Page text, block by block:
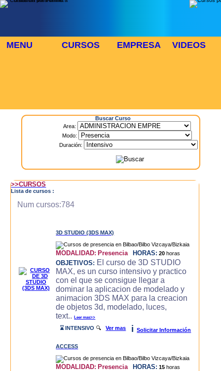
MENU CURSOS EMPRESA VIDEOS
Buscar Curso
Area:
Modo:
Duración:
>>CURSOS
Lista de cursos :
Num cursos:784
3D STUDIO (3DS MAX)
MODALIDAD: Presencia HORAS: 20 horas
OBJETIVOS: El curso de 3D STUDIO
MAX, es un curso intensivo y practico
con el que se consigue llegar a
dominar la aplicacion de modelado y
animacion 3DS MAX para la creacion
de objetos 3d, modelado, luces,
text..Leer mas>>
⌛ INTENSIVO 🔍Ver mas i Solicitar Información
ACCESS
MODALIDAD: Presencia HORAS: 15 horas